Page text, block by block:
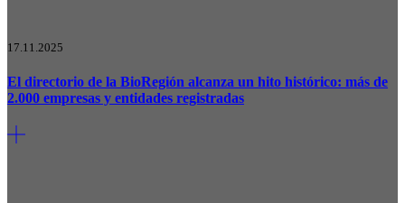
17.11.2025
El directorio de la BioRegión alcanza un hito histórico: más de
2.000 empresas y entidades registradas